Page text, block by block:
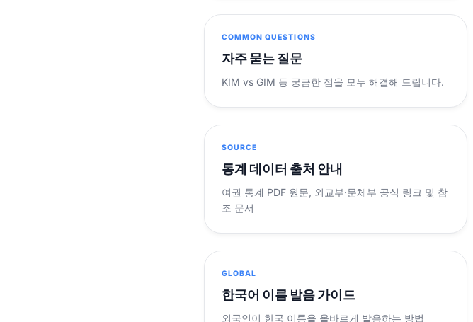
COMMON QUESTIONS
자주 묻는 질문
KIM vs GIM 등 궁금한 점을 모두 해결해 드립니다.
SOURCE
통계 데이터 출처 안내
여권 통계 PDF 원문, 외교부·문체부 공식 링크 및 참
조 문서
GLOBAL
한국어 이름 발음 가이드
외국인이 한국 이름을 올바르게 발음하는 방법